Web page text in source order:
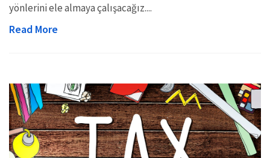
yönlerini ele almaya çalışacağız....
Read More